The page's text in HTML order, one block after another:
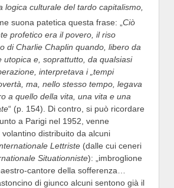
logica culturale del tardo capitalismo,
suona patetica questa frase: „ Ciò
profetico era il povero, il riso
di Charlie Chaplin quando, libero da
utopica e, soprattutto, da qualsiasi
interpretava i „tempi
ma, nello stesso tempo, legava
a quello della vita, una vita e una
“ (p. 154). Di contro, si può ricordare
a Parigi nel 1952, venne
distribuito da alcuni
Lettriste (dalle cui ceneri
Situationniste): „imbroglione
cantore della sofferenza…
di giunco alcuni sentono già il